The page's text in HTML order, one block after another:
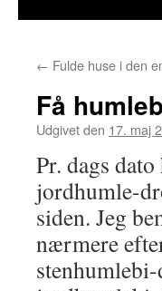
← Fulde huse i den
Få
Udgivet den 17. maj
Pr. dags
jordhumle-
siden. Jeg
nærmere